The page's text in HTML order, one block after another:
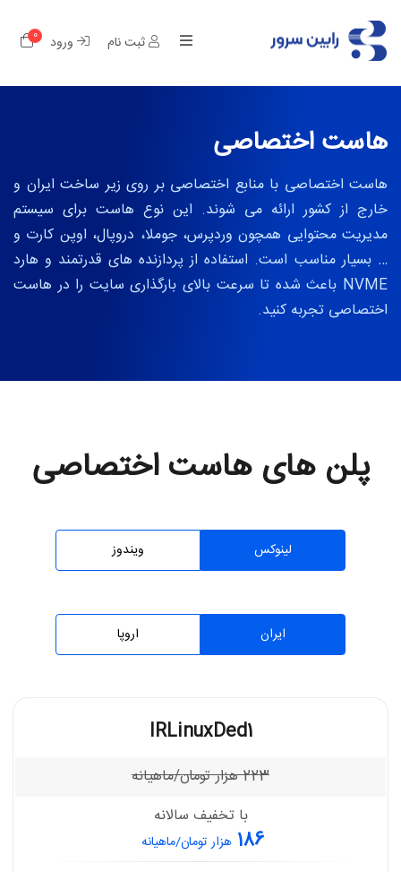
ثبت نام ورود 0
هاست اختصاصی
هاست اختصاصی با منابع اختصاصی بر روی زیر ساخت ایران و
خارج از کشور ارائه می شوند. این نوع هاست برای سیستم
مدیریت محتوایی همچون وردپرس، جوملا، دروپال، اوپن کارت و
… بسیار مناسب است. استفاده از پردازنده های قدرتمند و هارد
NVME باعث شده تا سرعت بالای بارگذاری سایت را در هاست
اختصاصی تجربه کنید.
پلن های هاست اختصاصی
لینوکس ویندوز
ایران اروپا
IRLinuxDed1
223هزار تومان/ماهیانه
با تخفیف سالانه
186 هزار تومان/ماهیانه